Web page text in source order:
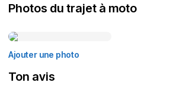
Photos du trajet à moto
Ajouter une photo
Ton avis